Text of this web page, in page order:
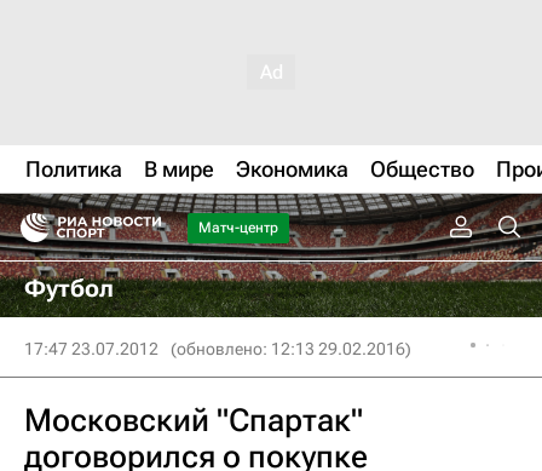
Политика В мире Экономика Общество
Матч-центр
Футбол
17:47 23.07.2012 (обновлено: 12:13 29.02.2016)
Московский "Спартак"
договорился о покупке